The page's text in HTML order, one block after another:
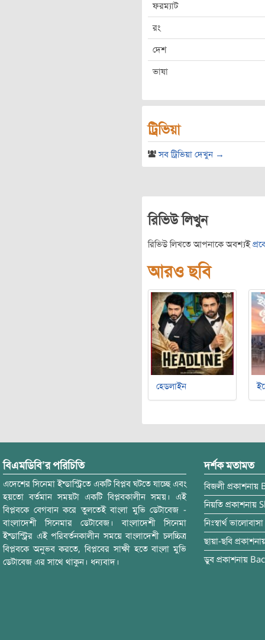
ফরম্যাট
রং
দেশ
ভাষা
ট্রিভিয়া
সব ট্রিভিয়া দেখুন →
রিভিউ লিখুন
রিভিউ লিখতে আপনাকে অবশ্যই
আরও ছবি
হেডলাইন
বিএমডিবি’র পরিচিতি
এদেশের সিনেমা ইন্ডাস্ট্রিতে একটি বিপ্লব ঘটতে যাচ্ছে এবং
হয়তো বর্তমান সময়টা একটি বিপ্লবকালীন সময়। এই
বিপ্লবকে বেগবান করে তুলতেই বাংলা মুভি ডেটাবেজ -
বাংলাদেশী সিনেমার ডেটাবেজ। বাংলাদেশী সিনেমা
ইন্ডাস্ট্রির এই পরিবর্তনকালীন সময়ে বাংলাদেশী চলচ্চিত্র
বিপ্লবকে অনুভব করতে, বিপ্লবের সাক্ষী হতে বাংলা মুভি
ডেটাবেজ এর সাথে থাকুন। ধন্যবাদ।
দর্শক মতামত
বিজলী প্রকাশনায়
নিয়তি প্রকাশনায়
নিঃস্বার্থ ভালোবাসা
ছায়া-ছবি
ডুব প্রকাশনায়